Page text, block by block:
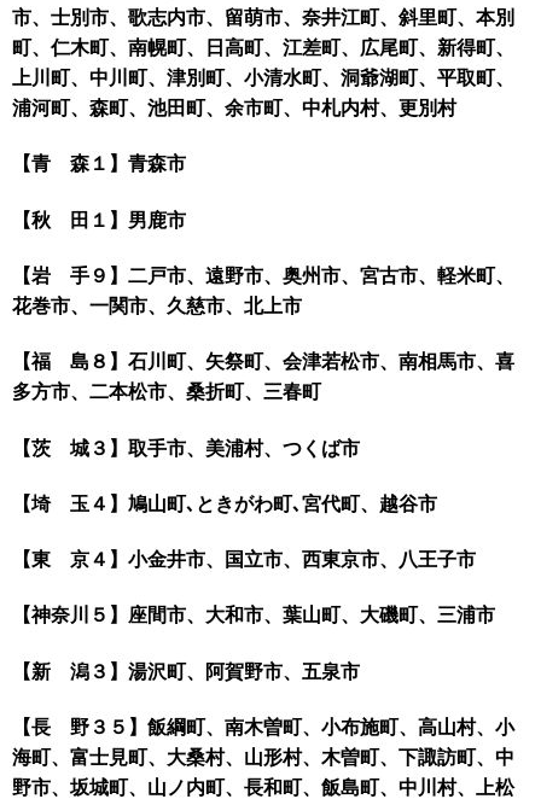
市、士別市、歌志内市、留萌市、奈井江町、斜里町、本別
町、仁木町、南幌町、日高町、江差町、広尾町、新得町、
上川町、中川町、津別町、小清水町、洞爺湖町、平取町、
浦河町、森町、池田町、余市町、中札内村、更別村
【青 森１】青森市
【秋 田１】男鹿市
【岩 手９】二戸市、遠野市、奥州市、宮古市、軽米町、
花巻市、一関市、久慈市、北上市
【福 島８】石川町、矢祭町、会津若松市、南相馬市、喜
多方市、二本松市、桑折町、三春町
【茨 城３】取手市、美浦村、つくば市
【埼 玉４】鳩山町､ときがわ町､宮代町、越谷市
【東 京４】小金井市、国立市、西東京市、八王子市
【神奈川５】座間市、大和市、葉山町、大磯町、三浦市
【新 潟３】湯沢町、阿賀野市、五泉市
【長 野３５】飯綱町、南木曽町、小布施町、高山村、小
海町、富士見町、大桑村、山形村、木曽町、下諏訪町、中
野市、坂城町、山ノ内町、長和町、飯島町、中川村、上松